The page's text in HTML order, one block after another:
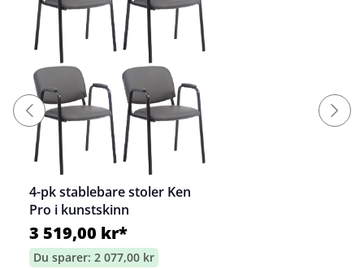
4-pk stablebare stoler Ken
Pro i kunstskinn
3 519,00 kr*
Du sparer: 2 077,00 kr